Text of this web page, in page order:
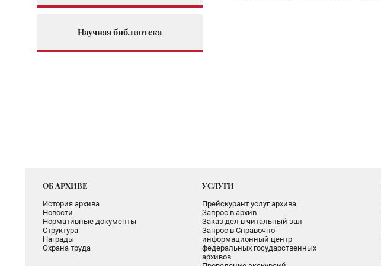
Научная библиотека
ОБ АРХИВЕ
История архива
Новости
Нормативные документы
Структура
Награды
Охрана труда
УСЛУГИ
Прейскурант услуг архива
Запрос в архив
Заказ дел в читальный зал
Запрос в Справочно-
информационный центр
федеральных государственных
архивов